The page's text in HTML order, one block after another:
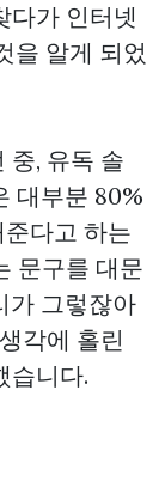
다가 인터넷
을 알게 되었
중, 유독 솔
대부분 80%
다고 하는
문구를 대문
가 그렇잖아
각에 홀린
습니다.